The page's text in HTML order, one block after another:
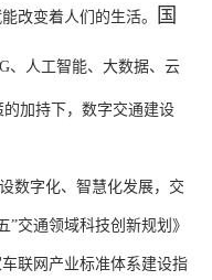
改变着人们的生活。 国
、人工智能、大数据、云
加持下，数字交通建设
数字化、智慧化发展，交
交通领域科技创新规划》
联网产业标准体系建设指